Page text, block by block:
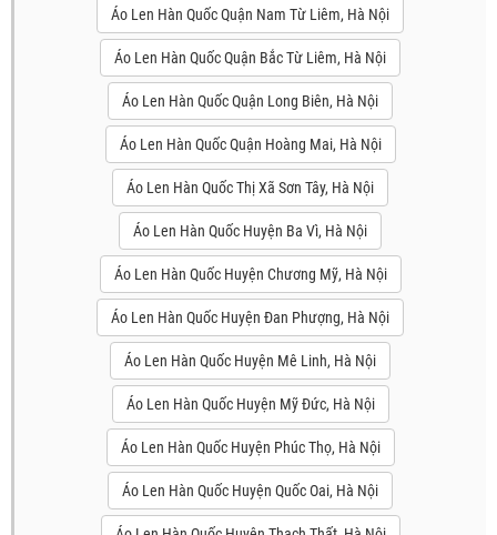
Áo Len Hàn Quốc Quận Nam Từ Liêm, Hà Nội
Áo Len Hàn Quốc Quận Bắc Từ Liêm, Hà Nội
Áo Len Hàn Quốc Quận Long Biên, Hà Nội
Áo Len Hàn Quốc Quận Hoàng Mai, Hà Nội
Áo Len Hàn Quốc Thị Xã Sơn Tây, Hà Nội
Áo Len Hàn Quốc Huyện Ba Vì, Hà Nội
Áo Len Hàn Quốc Huyện Chương Mỹ, Hà Nội
Áo Len Hàn Quốc Huyện Đan Phượng, Hà Nội
Áo Len Hàn Quốc Huyện Mê Linh, Hà Nội
Áo Len Hàn Quốc Huyện Mỹ Đức, Hà Nội
Áo Len Hàn Quốc Huyện Phúc Thọ, Hà Nội
Áo Len Hàn Quốc Huyện Quốc Oai, Hà Nội